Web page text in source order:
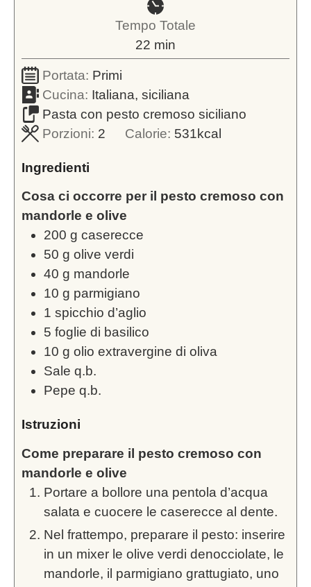
Tempo Totale
22 minuti
min
Portata: Primi
Cucina: Italiana, siciliana
Pasta con pesto cremoso siciliano
Porzioni: 2 Calorie: 531kcal
Ingredienti
Cosa ci occorre per il pesto cremoso con
mandorle e olive
200 g caserecce
50 g olive verdi
40 g mandorle
10 g parmigiano
1 spicchio d’aglio
5 foglie di basilico
10 g olio extravergine di oliva
Sale q.b.
Pepe q.b.
Istruzioni
Come preparare il pesto cremoso con
mandorle e olive
Portare a bollore una pentola d’acqua
salata e cuocere le caserecce al dente.
Nel frattempo, preparare il pesto: inserire
in un mixer le olive verdi denocciolate, le
mandorle, il parmigiano grattugiato, uno